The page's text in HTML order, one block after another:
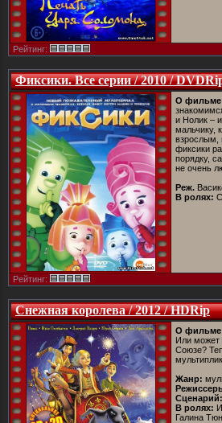
Рейтинг:
Фиксики. Все серии / 2010 /
О
и Нолик –
мальчику,
взрослым,
фиксики
порядку,
не очень
Реж.
В ролях:
Рейтинг:
Снежная королева / 2012 / HDRip
О
Или может
Союзе?
Жанр:
Сценарий:
В ролях:
Галина